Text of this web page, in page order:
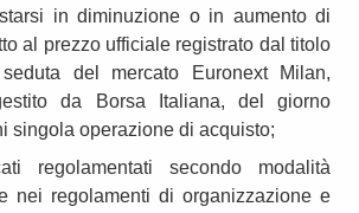
in diminuzione o in aumento di
al prezzo ufficiale registrato dal titolo
del mercato Euronext Milan,
da Borsa Italiana, del giorno
singola operazione di acquisto;
regolamentati secondo modalità
nei regolamenti di organizzazione e